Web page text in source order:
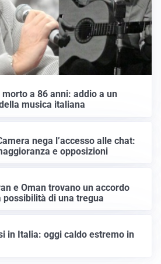
morto a 86 anni: addio a un
musica italiana
nega l’accesso alle chat:
e opposizioni
e Oman trovano un accordo
di una tregua
in Italia: oggi caldo estremo in